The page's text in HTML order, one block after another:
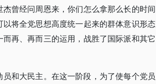
曾经问周恩来，你们怎么拿那么长的时间
将全党思想高度统一起来的群体意识形态
再、再而三的运用，战胜了国际派和其它
和大民主。在这一阶段，为了使每个党员